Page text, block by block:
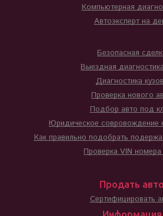
Компьютерная
Автоэксперт на
Безопасная
Выездная
Диагностика
Проверка нового
Подбор авто под
Юридическое совровождение
Как правильно подобрать
Проверка VIN номера
Продать авто
Сертифицировать